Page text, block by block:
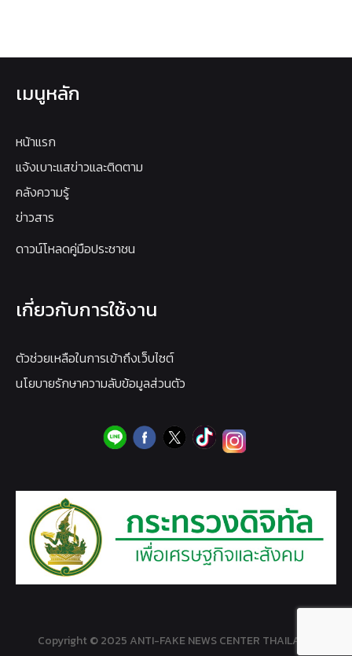
เมนูหลัก
หน้าแรก
แจ้งเบาะแสข่าวและติดตาม
คลังความรู้
ข่าวสาร
ดาวน์โหลดคู่มือประชาชน
เกี่ยวกับการใช้งาน
ตัวช่วยเหลือในการเข้าถึงเว็บไซต์
นโยบายรักษาความลับข้อมูลส่วนตัว
Copyright © 2025 ANTI-FAKE NEWS CENTER THAILAND